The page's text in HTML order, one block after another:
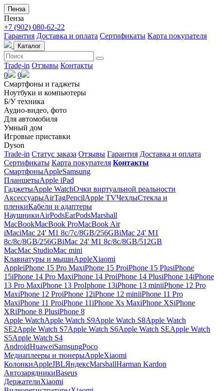
Пенза
Пенза
+7 (902) 080-62-22
Гарантия Доставка и оплата Сертификаты Карта покупателя
Каталог
Trade-in Отзывы Контакты
0
0
Смартфоны и гаджеты
Ноутбуки и компьютеры
Б/У техника
Аудио-видео, фото
Для автомобиля
Умный дом
Игровые приставки
Dyson
Trade-in Статус заказа Отзывы Гарантия Доставка и оплата
Сертификаты Карта покупателя Контакты
СмартфоныAppleSamsung
ПланшетыApple iPad
ГаджетыApple WatchОчки виртуальной реальности
АксессуарыAirTagPencilApple TVЧехлыСтекла и
пленкиКабели и адаптеры
НаушникиAirPodsEarPodsMarshall
MacBookMacBook ProMacBook Air
iMaciMac 24' M1 8c/7c/8GB/256GBiMac 24' M1
8c/8c/8GB/256GBiMac 24' M1 8c/8c/8GB/512GB
MacMac StudioMac mini
Клавиатуры и мышиAppleXiaomi
AppleiPhone 15 Pro MaxiPhone 15 ProiPhone 15 PlusiPhone
15iPhone 14 Pro MaxiPhone 14 ProiPhone 14 PlusiPhone 14iPhone
13 Pro MaxiPhone 13 ProIphone 13iPhone 13 miniiPhone 12 Pro
MaxiPhone 12 ProiPhone 12iPhone 12 miniiPhone 11 Pro
MaxiPhone 11 ProiPhone 11iPhone Xs MaxiPhone XSiPhone
XRiPhone 8 PlusiPhone 8
Apple WatchApple Watch S9Apple Watch S8Apple Watch
SE2Apple Watch S7Apple Watch S6Apple Watch SEApple Watch
S5Apple Watch S4
AndroidHuaweiSamsungPoco
Медиаплееры и тюнерыAppleXiaomi
КолонкиAppleJBLЯндексMarshallHarman Kardon
АвтозарядникиBaseus
ДержателиXiaomi